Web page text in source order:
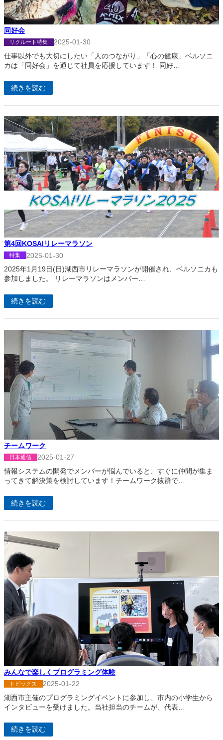
同好会
リクルート特集
2025-01-30
仕事以外でも大切にしたい「人のつながり」「心の健康」ベルソニ
カは「同好会」を通じて社員を応援しています！ 同好…
続きを読む
第4回KOSAIリレーマラソン
特集
2025-01-30
2025年1月19日(日)湖西市リレーマラソンが開催され、ベルソニカも
参加しました。 リレーマラソンはメンバー…
続きを読む
チームワーク
日本通信
2025-01-27
情報システムの開発でメンバーが悩んでいると、すぐに仲間が集ま
ってきて解決策を検討しています！チームワーク抜群で…
続きを読む
みんなで楽しくプログラミング体験
トピックス
2025-01-22
湖西市主催のプログラミングイベントに参加し、市内の小学生から
インタビューを受けました。当社担当のチームが、代表…
続きを読む